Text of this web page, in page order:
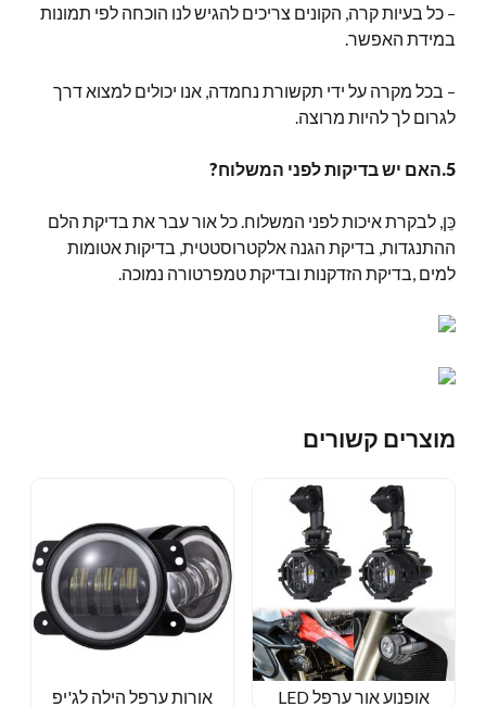
– כל בעיות קרה, הקונים צריכים להגיש לנו הוכחה לפי תמונות
במידת האפשר.
– בכל מקרה על ידי תקשורת נחמדה, אנו יכולים למצוא דרך
לגרום לך להיות מרוצה.
5.האם יש בדיקות לפני המשלוח?
כֵּן, לבקרת איכות לפני המשלוח. כל אור עבר את בדיקת הלם
ההתנגדות, בדיקת הגנה אלקטרוסטטית, בדיקות אטומות
למים ,בדיקת הזדקנות ובדיקת טמפרטורה נמוכה.
מוצרים קשורים
אורות ערפל הילה לג'יפ
אופנוע אור ערפל LED